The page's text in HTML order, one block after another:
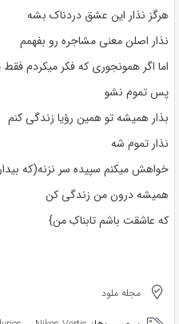
هرگز نذار این عشق دردناک بشه
نذار اصلن معنی مشاجره رو بفهمم
اما اگر همونجوری که فکر میکردم
پس تموم نشو
بذار همیشه تو همین رؤیا زندگی کنم
نذار تموم شه
خواهش میکنم سپیده سر نزنه(که
همیشه درون من زندگی کن
که عاشقت باشم تابناکِ من}
مجله ملود